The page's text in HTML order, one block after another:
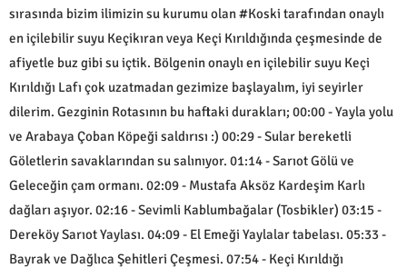
sırasında bizim ilimizin su kurumu olan #Koski tarafından onaylı
en içilebilir suyu Keçikıran veya Keçi Kırıldığında çeşmesinde de
afiyetle buz gibi su içtik. Bölgenin onaylı en içilebilir suyu Keçi
Kırıldığı Lafı çok uzatmadan gezimize başlayalım, iyi seyirler
dilerim. Gezginin Rotasının bu haftaki durakları; 00:00 - Yayla yolu
ve Arabaya Çoban Köpeği saldırısı :) 00:29 - Sular bereketli
Göletlerin savaklarından su salınıyor. 01:14 - Sarıot Gölü ve
Geleceğin çam ormanı. 02:09 - Mustafa Aksöz Kardeşim Karlı
dağları aşıyor. 02:16 - Sevimli Kablumbağalar (Tosbikler) 03:15 -
Dereköy Sarıot Yaylası. 04:09 - El Emeği Yaylalar tabelası. 05:33 -
Bayrak ve Dağlıca Şehitleri Çeşmesi. 07:54 - Keçi Kırıldığı